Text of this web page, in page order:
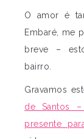
O amor é
Embaré, me
breve –
bairro.
Gravamos
de Santos
presente